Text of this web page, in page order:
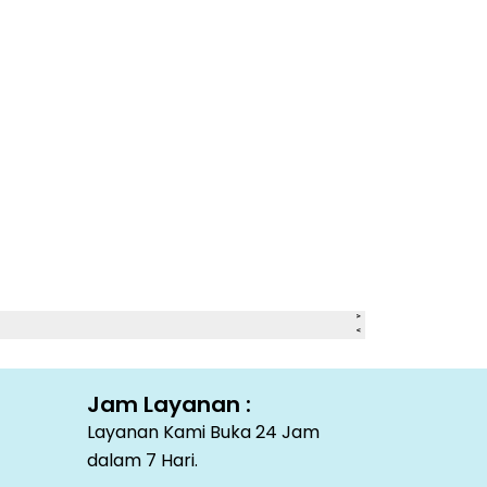
Jam Layanan :
Layanan Kami Buka 24 Jam
dalam 7 Hari.